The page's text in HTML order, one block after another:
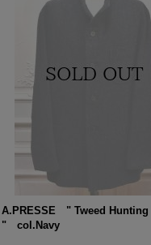
A.PRESSE " Tweed Hunting
" col.Navy